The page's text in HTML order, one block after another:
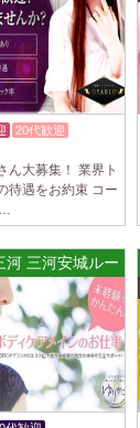
20代歓迎
ん大募集！ 業界ト
待遇をお約束 コー
三河安城ルーム